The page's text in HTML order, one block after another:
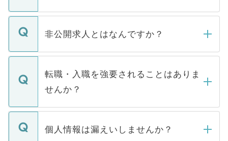
ご登録いただきましたら、弊社担当者がご
登録内容を確認し、その後メールもしくは
ます。通常、5営業日以内にはご連絡をせて
いただきますので、しばらくお待ちくださ
非公開求人とはなんですか？
マイナビDOCTORで取り扱っている求人の
うち約3割は、Webサイトからご覧いただ
けない「非公開求人」です。非公開求人は
下記の理由によって、一般には公開してい
ません。
■応募殺到を避けるため 人気のある医療機
転職・入職を強要されることはありま
せんか？
転職・入職を強要することは一切ありませ
ん。また、仮に応募先から内定をいただい
個人情報は漏えいしませんか？